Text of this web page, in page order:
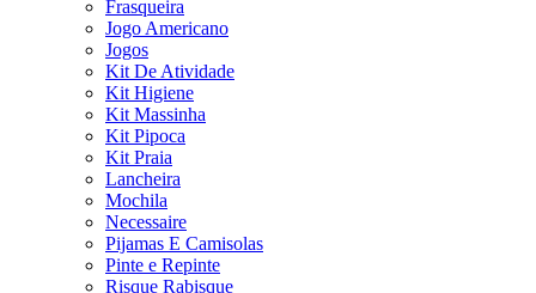
Frasqueira
Jogo Americano
Jogos
Kit De Atividade
Kit Higiene
Kit Massinha
Kit Pipoca
Kit Praia
Lancheira
Mochila
Necessaire
Pijamas E Camisolas
Pinte e Repinte
Risque Rabisque